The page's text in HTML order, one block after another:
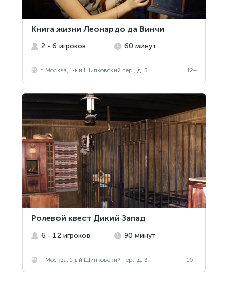
Книга жизни Леонардо да Винчи
2 - 6 игроков 60 минут
г. Москва, 1-ый Щипковский пер., д. 3 12+
Ролевой квест Дикий Запад
6 - 12 игроков 90 минут
г. Москва, 1-ый Щипковский пер., д. 3 16+